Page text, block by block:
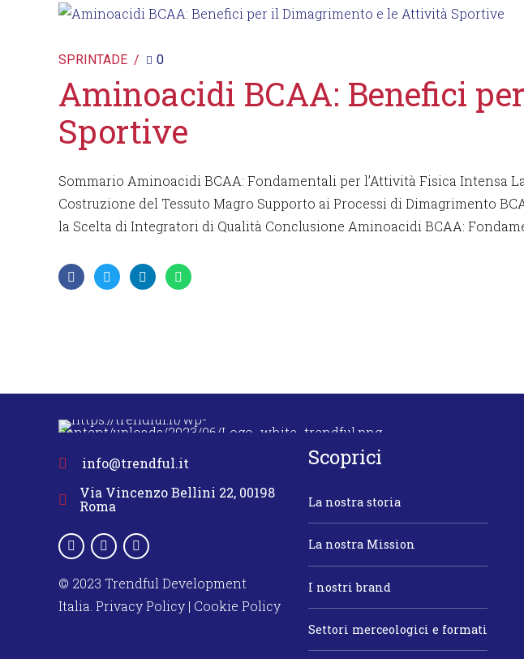
SPRINTADE 0
Aminoacidi BCAA: Benefici
Sportive
Sommario Aminoacidi BCAA: Fondamentali per l’Attività Fisica Intensa
Costruzione del Tessuto Magro Supporto ai Processi di Dimagrimento
la Scelta di Integratori di Qualità Conclusione Aminoacidi BCAA:
info@trendful.it
Via Vincenzo Bellini 22, 00198
Roma
© 2023 Trendful Development
Italia. Privacy Policy | Cookie Policy
Scoprici
La nostra storia
La nostra Mission
I nostri brand
Settori merceologici e formati